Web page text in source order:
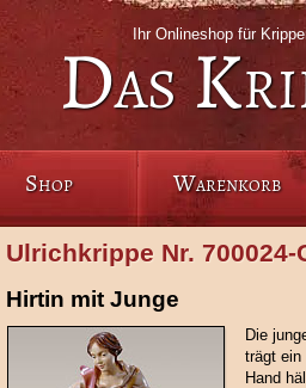
Ihr Onlineshop für
Das
Shop Warenkorb
Ulrichkrippe Nr.
Hirtin mit Junge
Die
trägt ein
Hand